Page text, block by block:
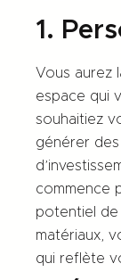
1.
Vous aurez
espace qui
souhaitiez
générer
commence
potentiel de
matériaux,
qui reflète